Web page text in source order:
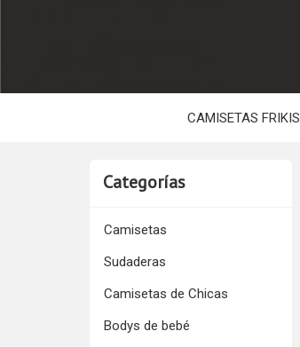
CAMISETAS FRIKIS
Categorías
Camisetas
Sudaderas
Camisetas de Chicas
Bodys de bebé